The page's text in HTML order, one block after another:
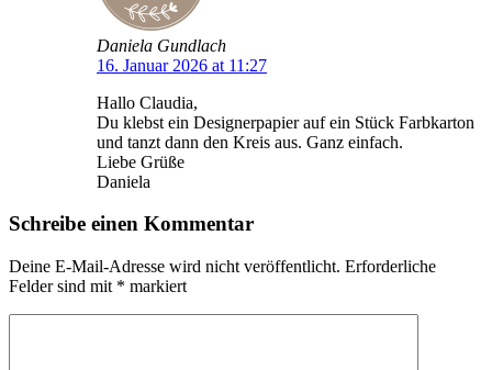
Daniela Gundlach
16. Januar 2026 at 11:27
Hallo Claudia,
Du klebst ein Designerpapier auf ein Stück Farbkarton
und tanzt dann den Kreis aus. Ganz einfach.
Liebe Grüße
Daniela
Schreibe einen Kommentar
Deine E-Mail-Adresse wird nicht veröffentlicht. Erforderliche
Felder sind mit * markiert